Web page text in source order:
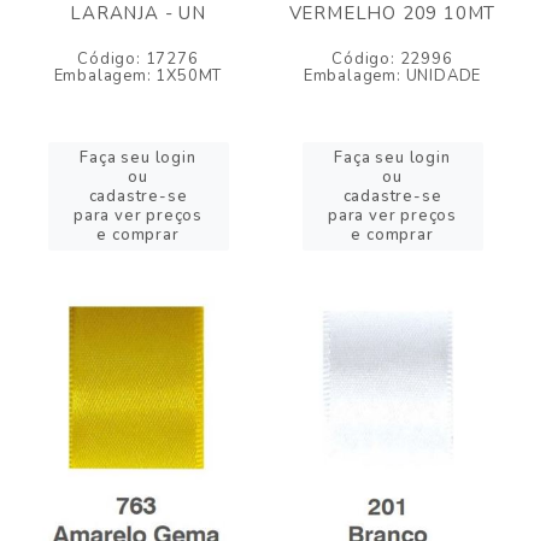
LARANJA - UN
Código: 17276
Embalagem: 1X50MT
Faça seu login
ou
cadastre-se
para ver preços
e comprar
VERMELHO 209 10MT
Código: 22996
Embalagem: UNIDADE
Faça seu login
ou
cadastre-se
para ver preços
e comprar